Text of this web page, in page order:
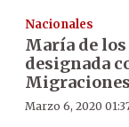
Nacionales
María de
designada
Migraciones
Marzo 6, 2020